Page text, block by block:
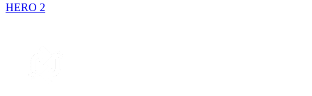
HERO 2